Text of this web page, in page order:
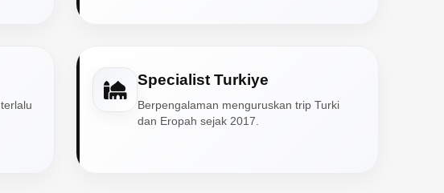
Specialist Turkiye
Berpengalaman menguruskan trip Turki
dan Eropah sejak 2017.